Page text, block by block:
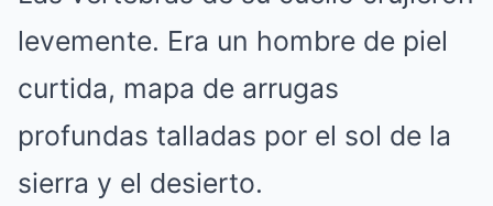
levemente. Era un hombre de piel
curtida, mapa de arrugas
profundas talladas por el sol de la
sierra y el desierto.